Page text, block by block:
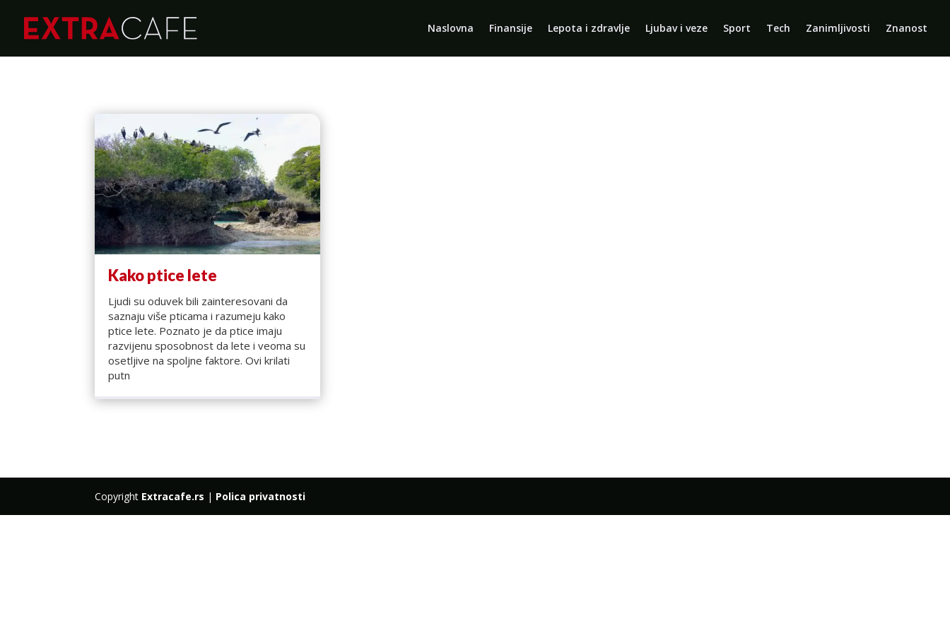
Naslovna Finansije Lepota i zdravlje Ljubav i veze Sport Tech Zanimljivosti Znanost
Kako ptice lete
Ljudi su oduvek bili zainteresovani da
saznaju više pticama i razumeju kako
ptice lete. Poznato je da ptice imaju
razvijenu sposobnost da lete i veoma su
osetljive na spoljne faktore. Ovi krilati
putn
Copyright Extracafe.rs | Polica privatnosti